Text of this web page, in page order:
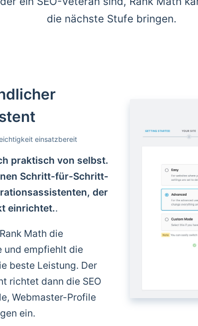
die nächste Stufe bringen.
einsatzbereit
praktisch von selbst.
Schritt-für-Schritt-
der
einrichtet..
Math die
und empfiehlt die
beste Leistung. Der
richtet dann die SEO
Webmaster-Profile
ein.